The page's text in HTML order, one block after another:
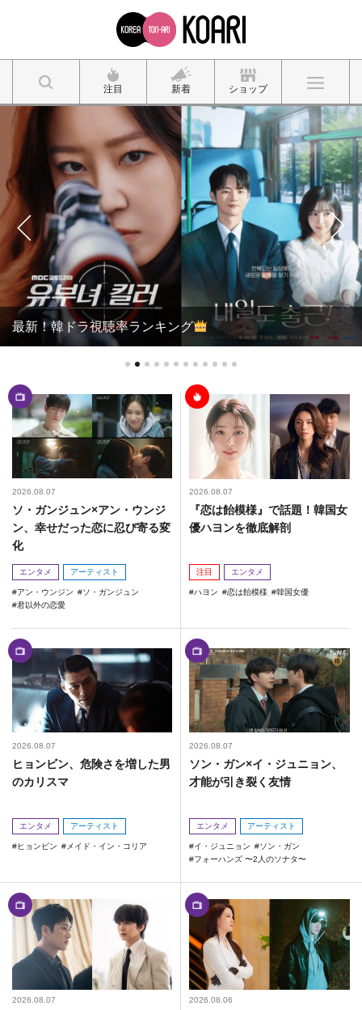
注目 新着 ショップ
最新！韓ドラ視聴率ランキング
2026.08.07
ソ・ガンジュン×アン・ウンジ
ン、幸せだった恋に忍び寄る変
化
エンタメ アーティスト
アン・ウンジン
ソ・ガンジュン
君以外の恋愛
2026.08.07
『恋は飴模様』で話題！韓国女
優ハヨンを徹底解剖
注目 エンタメ
ハヨン 恋は飴模様 韓国女優
2026.08.07
ヒョンビン、危険さを増した男
のカリスマ
エンタメ アーティスト
ヒョンビン メイド・イン・コリア
2026.08.07
ソン・ガン×イ・ジュニョン、
才能が引き裂く友情
エンタメ アーティスト
イ・ジュニョン
ソン・ガン
フォーハンズ 〜2人のソナタ〜
2026.08.07 2026.08.06